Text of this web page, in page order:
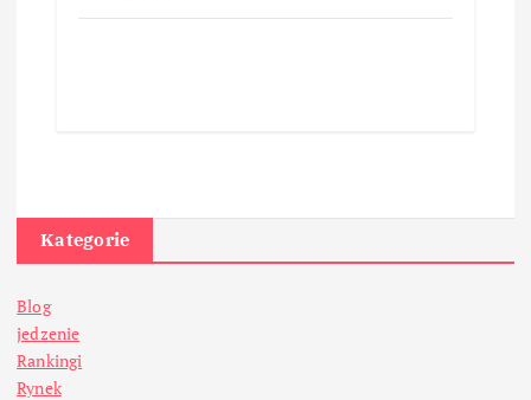
Kategorie
Blog
jedzenie
Rankingi
Rynek